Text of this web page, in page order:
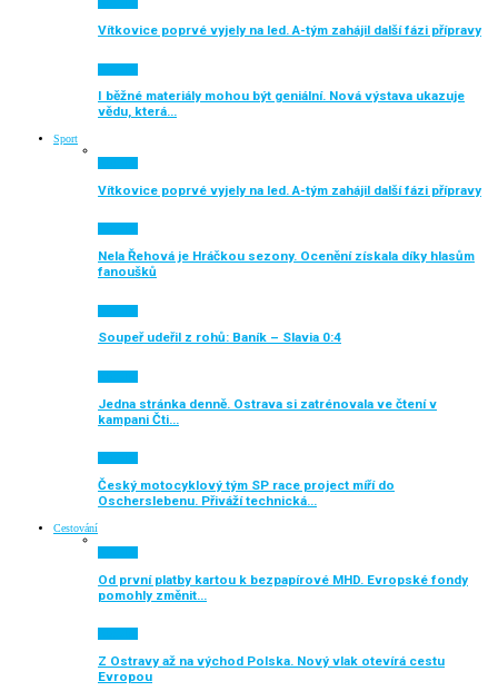
Vítkovice poprvé vyjely na led. A-tým zahájil další fázi přípravy
I běžné materiály mohou být geniální. Nová výstava ukazuje
vědu, která…
Sport
Vítkovice poprvé vyjely na led. A-tým zahájil další fázi přípravy
Nela Řehová je Hráčkou sezony. Ocenění získala díky hlasům
fanoušků
Soupeř udeřil z rohů: Baník – Slavia 0:4
Jedna stránka denně. Ostrava si zatrénovala ve čtení v
kampani Čti…
Český motocyklový tým SP race project míří do
Oscherslebenu. Přiváží technická…
Cestování
Od první platby kartou k bezpapírové MHD. Evropské fondy
pomohly změnit…
Z Ostravy až na východ Polska. Nový vlak otevírá cestu
Evropou